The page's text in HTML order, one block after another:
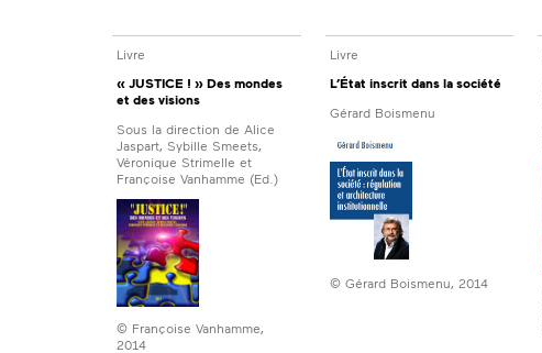
Livre
« JUSTICE ! » Des mondes
et des visions
Sous la direction de Alice
Jaspart, Sybille Smeets,
Véronique Strimelle et
Françoise Vanhamme (Ed.)
© Françoise Vanhamme,
2014
Livre
L’État inscrit dans la société
Gérard Boismenu
© Gérard Boismenu, 2014